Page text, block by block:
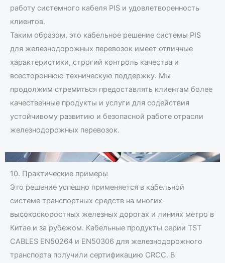
работу системного кабеля PIS и удовлетворенность
клиентов.
Таким образом, это кабельное решение системы PIS
для железнодорожных перевозок имеет отличные
характеристики, строгий контроль качества и
всестороннюю техническую поддержку. Мы
продолжим стремиться предоставлять клиентам более
качественные продукты и услуги для содействия
устойчивому развитию и безопасной работе отрасли
железнодорожных перевозок.
10. Практические примеры
Это решение успешно применяется в кабельной
системе транспортных средств на многих
высокоскоростных железных дорогах и линиях метро в
Китае и за рубежом. Кабельные продукты серии TST
CABLES EN50264 и EN50306 для железнодорожного
транспорта получили сертификацию CRCC. В